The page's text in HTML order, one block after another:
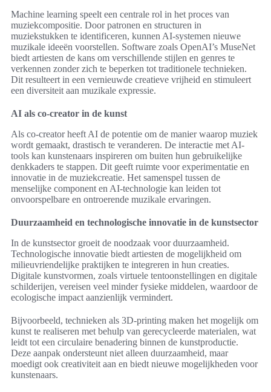
Machine learning speelt een centrale rol in het proces van
muziekcompositie. Door patronen en structuren in
muziekstukken te identificeren, kunnen AI-systemen nieuwe
muzikale ideeën voorstellen. Software zoals OpenAI’s MuseNet
biedt artiesten de kans om verschillende stijlen en genres te
verkennen zonder zich te beperken tot traditionele technieken.
Dit resulteert in een vernieuwde creatieve vrijheid en stimuleert
een diversiteit aan muzikale expressie.
AI als co-creator in de kunst
Als co-creator heeft AI de potentie om de manier waarop muziek
wordt gemaakt, drastisch te veranderen. De interactie met AI-
tools kan kunstenaars inspireren om buiten hun gebruikelijke
denkkaders te stappen. Dit geeft ruimte voor experimentatie en
innovatie in de muziekcreatie. Het samenspel tussen de
menselijke component en AI-technologie kan leiden tot
onvoorspelbare en ontroerende muzikale ervaringen.
Duurzaamheid en technologische innovatie in de kunstsector
In de kunstsector groeit de noodzaak voor duurzaamheid.
Technologische innovatie biedt artiesten de mogelijkheid om
milieuvriendelijke praktijken te integreren in hun creaties.
Digitale kunstvormen, zoals virtuele tentoonstellingen en digitale
schilderijen, vereisen veel minder fysieke middelen, waardoor de
ecologische impact aanzienlijk vermindert.
Bijvoorbeeld, technieken als 3D-printing maken het mogelijk om
kunst te realiseren met behulp van gerecycleerde materialen, wat
leidt tot een circulaire benadering binnen de kunstproductie.
Deze aanpak ondersteunt niet alleen duurzaamheid, maar
moedigt ook creativiteit aan en biedt nieuwe mogelijkheden voor
kunstenaars.